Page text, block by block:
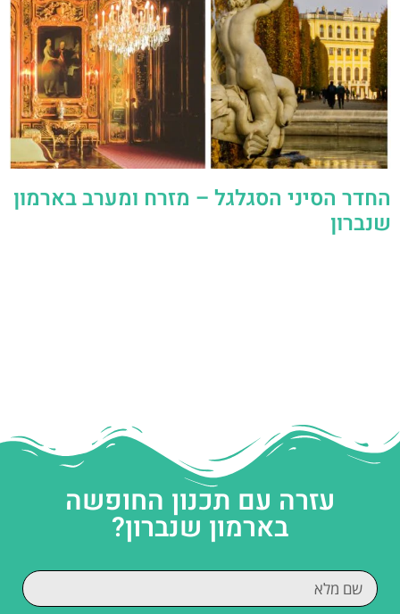
החדר הסיני הסגלגל – מזרח ומערב בארמון
שנברון
עזרה עם תכנון החופשה
בארמון שנברון?